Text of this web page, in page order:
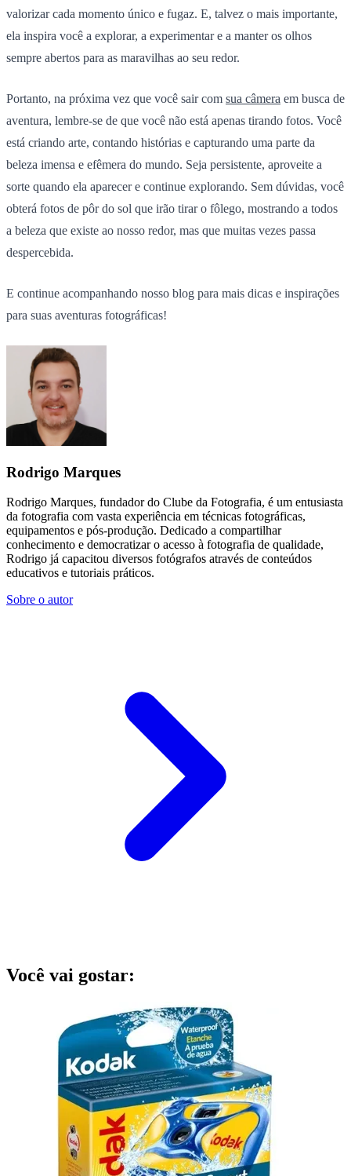
valorizar cada momento único e fugaz. E, talvez o mais importante,
ela inspira você a explorar, a experimentar e a manter os olhos
sempre abertos para as maravilhas ao seu redor.
Portanto, na próxima vez que você sair com sua câmera em busca de
aventura, lembre-se de que você não está apenas tirando fotos. Você
está criando arte, contando histórias e capturando uma parte da
beleza imensa e efêmera do mundo. Seja persistente, aproveite a
sorte quando ela aparecer e continue explorando. Sem dúvidas, você
obterá fotos de pôr do sol que irão tirar o fôlego, mostrando a todos
a beleza que existe ao nosso redor, mas que muitas vezes passa
despercebida.
E continue acompanhando nosso blog para mais dicas e inspirações
para suas aventuras fotográficas!
Rodrigo Marques
Rodrigo Marques, fundador do Clube da Fotografia, é um entusiasta
da fotografia com vasta experiência em técnicas fotográficas,
equipamentos e pós-produção. Dedicado a compartilhar
conhecimento e democratizar o acesso à fotografia de qualidade,
Rodrigo já capacitou diversos fotógrafos através de conteúdos
educativos e tutoriais práticos.
Sobre o autor
Você vai gostar: